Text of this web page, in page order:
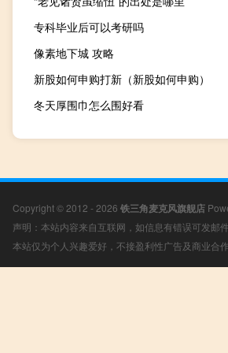
专科毕业后可以考研吗
像素地下城 攻略
新股如何申购打新（新股如何申购）
冬天厚围巾怎么围好看
Copyright © 2012 - 2026 铁三角麦克风旗舰店
声明：本站内容来自互联网，如信息有错误可发邮
本站仅为个人兴趣爱好，不接盈利性广告及商业合作